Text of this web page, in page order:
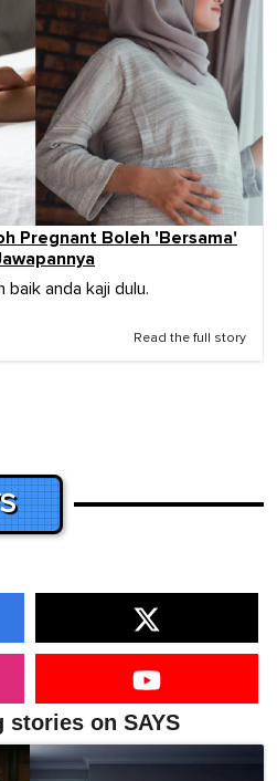
Pregnant Boleh 'Bersama'
baik anda kaji dulu.
Read the full story
stories on SAYS